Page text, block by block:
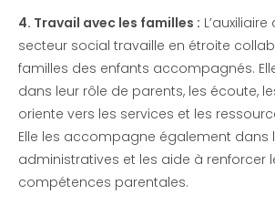
4. Travail avec les familles :
secteur social travaille en étroite
familles des enfants accompagnés.
dans leur rôle de parents, les écoute,
oriente vers les services et les
Elle les accompagne également dans
administratives et les aide à renforcer
compétences parentales.